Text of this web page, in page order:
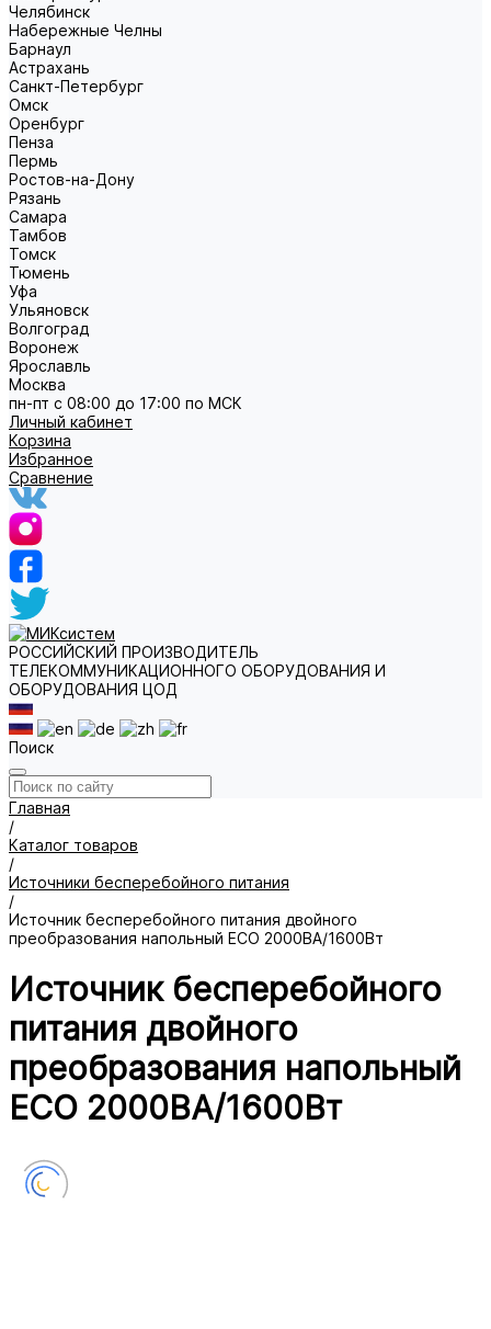
Челябинск
Набережные Челны
Барнаул
Астрахань
Санкт-Петербург
Омск
Оренбург
Пенза
Пермь
Ростов-на-Дону
Рязань
Самара
Тамбов
Томск
Тюмень
Уфа
Ульяновск
Волгоград
Воронеж
Ярославль
Москва
пн-пт с 08:00 до 17:00 по МСК
Личный кабинет
Корзина
Избранное
Сравнение
РОССИЙСКИЙ ПРОИЗВОДИТЕЛЬ
ТЕЛЕКОММУНИКАЦИОННОГО ОБОРУДОВАНИЯ И
ОБОРУДОВАНИЯ ЦОД
Поиск
Главная
/
Каталог товаров
/
Источники бесперебойного питания
/
Источник бесперебойного питания двойного
преобразования напольный ECO 2000ВА/1600Вт
Источник бесперебойного
питания двойного
преобразования напольный
ECO 2000ВА/1600Вт